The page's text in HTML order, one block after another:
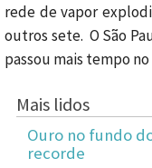
rede de vapor
outros sete. O São
passou mais tempo
Mais lidos
Ouro no fundo
recorde